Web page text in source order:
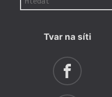
Tvar na síti